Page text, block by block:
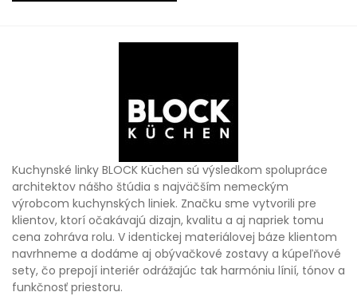
Kuchynské linky BLOCK Küchen sú výsledkom spolupráce
architektov nášho štúdia s najväčším nemeckým
výrobcom kuchynských liniek. Značku sme vytvorili pre
klientov, ktorí očakávajú dizajn, kvalitu a aj napriek tomu
cena zohráva rolu. V identickej materiálovej báze klientom
navrhneme a dodáme aj obývačkové zostavy a kúpeľňové
sety, čo prepojí interiér odrážajúc tak harmóniu línií, tónov a
funkčnosť priestoru.